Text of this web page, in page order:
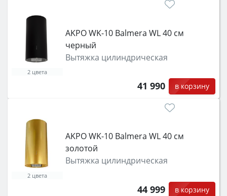
AKPO WK-10 Balmera WL 40 см
черный
Вытяжка цилиндрическая
41 990 в корзину
2 цвета
AKPO WK-10 Balmera WL 40 см
золотой
Вытяжка цилиндрическая
44 999 в корзину
2 цвета